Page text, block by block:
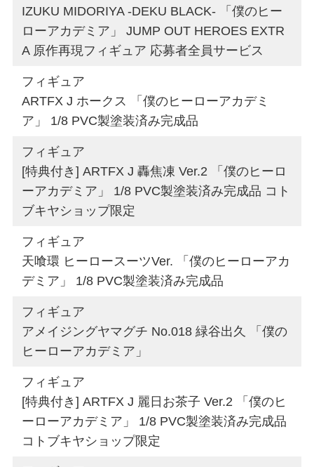
IZUKU MIDORIYA -DEKU BLACK- 「僕のヒー
ローアカデミア」 JUMP OUT HEROES EXTR
A 原作再現フィギュア 応募者全員サービス
フィギュア
ARTFX J ホークス 「僕のヒーローアカデミ
ア」 1/8 PVC製塗装済み完成品
フィギュア
[特典付き] ARTFX J 轟焦凍 Ver.2 「僕のヒーロ
ーアカデミア」 1/8 PVC製塗装済み完成品 コト
ブキヤショップ限定
フィギュア
天喰環 ヒーロースーツVer. 「僕のヒーローアカ
デミア」 1/8 PVC製塗装済み完成品
フィギュア
アメイジングヤマグチ No.018 緑谷出久 「僕の
ヒーローアカデミア」
フィギュア
[特典付き] ARTFX J 麗日お茶子 Ver.2 「僕のヒ
ーローアカデミア」 1/8 PVC製塗装済み完成品
コトブキヤショップ限定